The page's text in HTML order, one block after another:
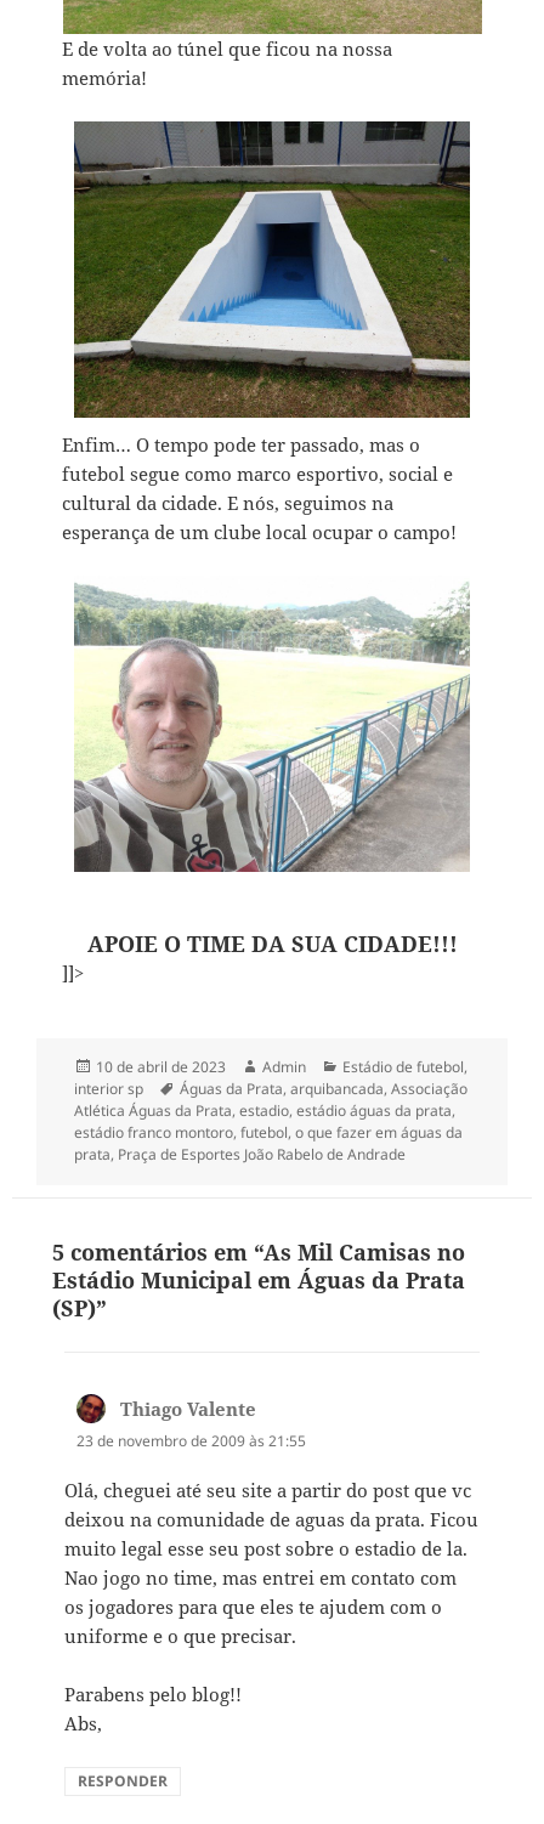
E de volta ao túnel que ficou na nossa
memória!
Enfim… O tempo pode ter passado, mas o
futebol segue como marco esportivo, social e
cultural da cidade. E nós, seguimos na
esperança de um clube local ocupar o campo!
APOIE O TIME DA SUA CIDADE!!!
]]>
Publicado
em
10 de abril de 2023 Autor
Admin Categorias
Estádio de futebol,
interior sp
Tags
Águas da Prata,arquibancada,Associação
Atlética Águas da Prata,estadio,estádio águas da prata,
estádio franco montoro,futebol,o que fazer em águas da
prata, Praça de Esportes João Rabelo de Andrade
5 comentários em “As Mil Camisas no
Estádio Municipal em Águas da Prata
(SP)”
Thiago Valente
23 de novembro de 2009 às 21:55
Olá, cheguei até seu site a partir do post que vc
deixou na comunidade de aguas da prata. Ficou
muito legal esse seu post sobre o estadio de la.
Nao jogo no time, mas entrei em contato com
os jogadores para que eles te ajudem com o
uniforme e o que precisar.
Parabens pelo blog!!
Abs,
RESPONDER